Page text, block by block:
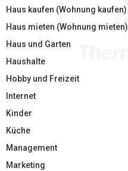
Haus kaufen (Wohnung kaufen)
Haus mieten (Wohnung mieten)
Haus und Garten
Haushalte
Hobby und Freizeit
Internet
Kinder
Küche
Management
Marketing